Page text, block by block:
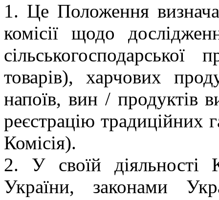
1. Це Положення
комісії щодо
сільськогосподарської
товарів), харчових
напоїв, вин / продуктів
реєстрацію традиційних
Комісія).
2. У своїй діяльності
України, законами